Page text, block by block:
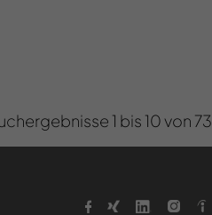
1 bis 10 von 73